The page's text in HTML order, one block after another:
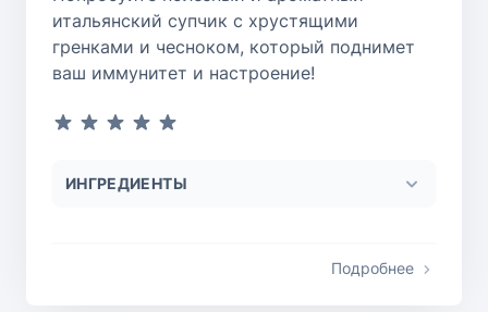
итальянский супчик с хрустящими
гренками и чесноком, который поднимет
ваш иммунитет и настроение!
ИНГРЕДИЕНТЫ
Подробнее